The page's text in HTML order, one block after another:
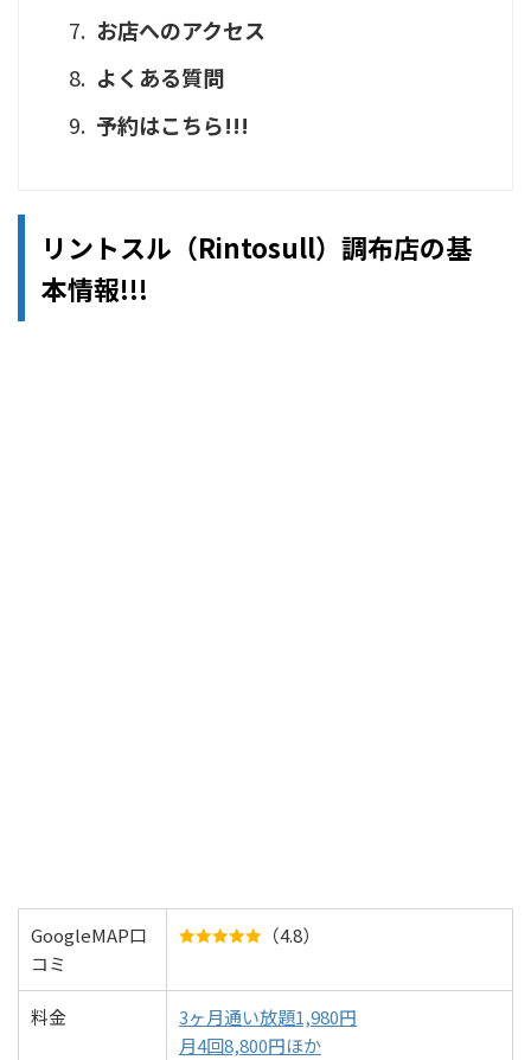
お店へのアクセス
よくある質問
予約はこちら!!!
リントスル（Rintosull）調布店の基
本情報!!!
GoogleMAP口
コミ
（4.8）
料金
3ヶ月通い放題1,980円
月4回8,800円ほか